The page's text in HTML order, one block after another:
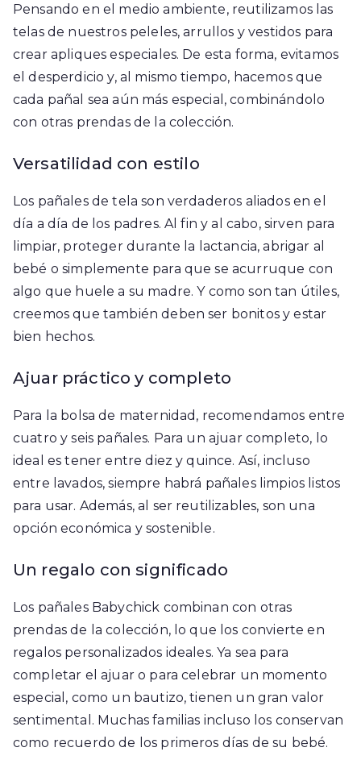
Pensando en el medio ambiente, reutilizamos las
telas de nuestros peleles, arrullos y vestidos para
crear apliques especiales. De esta forma, evitamos
el desperdicio y, al mismo tiempo, hacemos que
cada pañal sea aún más especial, combinándolo
con otras prendas de la colección.
Versatilidad con estilo
Los pañales de tela son verdaderos aliados en el
día a día de los padres. Al fin y al cabo, sirven para
limpiar, proteger durante la lactancia, abrigar al
bebé o simplemente para que se acurruque con
algo que huele a su madre. Y como son tan útiles,
creemos que también deben ser bonitos y estar
bien hechos.
Ajuar práctico y completo
Para la bolsa de maternidad, recomendamos entre
cuatro y seis pañales. Para un ajuar completo, lo
ideal es tener entre diez y quince. Así, incluso
entre lavados, siempre habrá pañales limpios listos
para usar. Además, al ser reutilizables, son una
opción económica y sostenible.
Un regalo con significado
Los pañales Babychick combinan con otras
prendas de la colección, lo que los convierte en
regalos personalizados ideales. Ya sea para
completar el ajuar o para celebrar un momento
especial, como un bautizo, tienen un gran valor
sentimental. Muchas familias incluso los conservan
como recuerdo de los primeros días de su bebé.